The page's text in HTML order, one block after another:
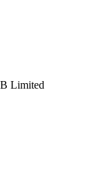
Limited